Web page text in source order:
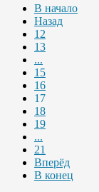
В начало
Назад
12
13
...
15
16
17
18
19
...
21
Вперёд
В конец